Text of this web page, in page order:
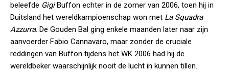
beleefde GigiBuffon echter in de zomer van 2006, toen hij in
Duitsland het wereldkampioenschap won met La Squadra
Azzurra. De Gouden Bal ging enkele maanden later naar zijn
aanvoerder Fabio Cannavaro, maar zonder de cruciale
reddingen van Buffon tijdens het WK 2006 had hij de
wereldbeker waarschijnlijk nooit de lucht in kunnen tillen.